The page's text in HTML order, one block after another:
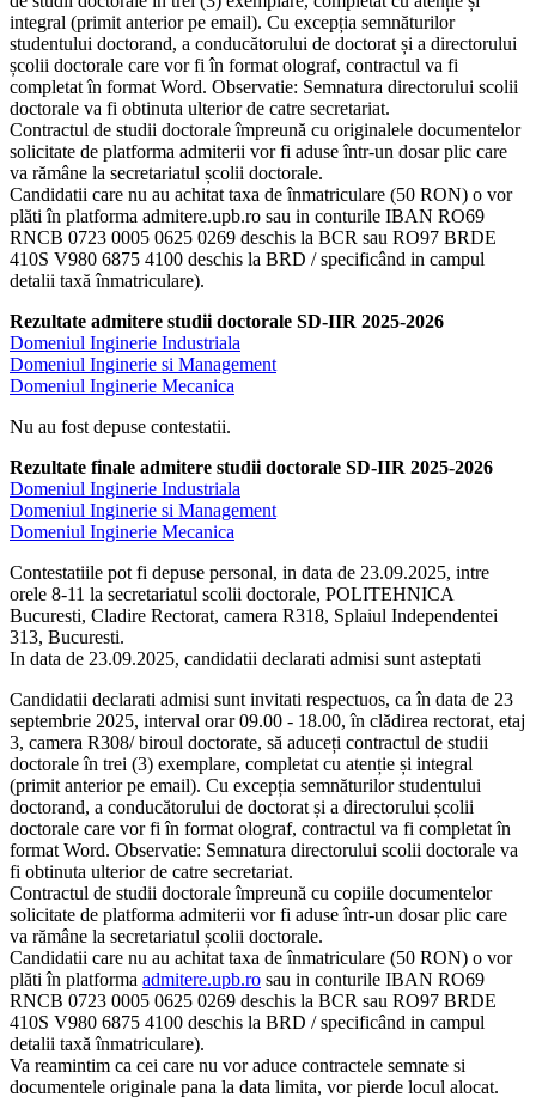
integral (primit anterior pe email). Cu excepția semnăturilor
studentului doctorand, a conducătorului de doctorat și a directorului
școlii doctorale care vor fi în format olograf, contractul va fi
completat în format Word. Observatie: Semnatura directorului scolii
doctorale va fi obtinuta ulterior de catre secretariat.
Contractul de studii doctorale împreună cu originalele documentelor
solicitate de platforma admiterii vor fi aduse într-un dosar plic care
va rămâne la secretariatul școlii doctorale.
Candidatii care nu au achitat taxa de înmatriculare (50 RON) o vor
plăti în platforma admitere.upb.ro sau in conturile IBAN RO69
RNCB 0723 0005 0625 0269 deschis la BCR sau RO97 BRDE
410S V980 6875 4100 deschis la BRD / specificând in campul
detalii taxă înmatriculare).
Rezultate admitere studii doctorale SD-IIR 2025-2026
Domeniul Inginerie Industriala
Domeniul Inginerie si Management
Domeniul Inginerie Mecanica
Nu au fost depuse contestatii.
Rezultate finale admitere studii doctorale SD-IIR 2025-2026
Domeniul Inginerie Industriala
Domeniul Inginerie si Management
Domeniul Inginerie Mecanica
Contestatiile pot fi depuse personal, in data de 23.09.2025, intre
orele 8-11 la secretariatul scolii doctorale, POLITEHNICA
Bucuresti, Cladire Rectorat, camera R318, Splaiul Independentei
313, Bucuresti.
In data de 23.09.2025, candidatii declarati admisi sunt asteptati
Candidatii declarati admisi sunt invitati respectuos, ca în data de 23
septembrie 2025, interval orar 09.00 - 18.00, în clădirea rectorat, etaj
3, camera R308/ biroul doctorate, să aduceți contractul de studii
doctorale în trei (3) exemplare, completat cu atenție și integral
(primit anterior pe email). Cu excepția semnăturilor studentului
doctorand, a conducătorului de doctorat și a directorului școlii
doctorale care vor fi în format olograf, contractul va fi completat în
format Word. Observatie: Semnatura directorului scolii doctorale va
fi obtinuta ulterior de catre secretariat.
Contractul de studii doctorale împreună cu copiile documentelor
solicitate de platforma admiterii vor fi aduse într-un dosar plic care
va rămâne la secretariatul școlii doctorale.
Candidatii care nu au achitat taxa de înmatriculare (50 RON) o vor
plăti în platforma admitere.upb.ro sau in conturile IBAN RO69
RNCB 0723 0005 0625 0269 deschis la BCR sau RO97 BRDE
410S V980 6875 4100 deschis la BRD / specificând in campul
detalii taxă înmatriculare).
Va reamintim ca cei care nu vor aduce contractele semnate si
documentele originale pana la data limita, vor pierde locul alocat.